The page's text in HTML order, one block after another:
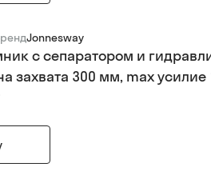
Jonnesway
с сепаратором и
захвата 300 мм, max усилие